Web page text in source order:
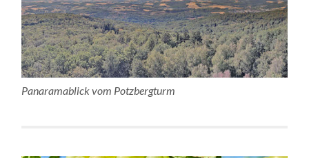
Panaramablick vom Potzbergturm